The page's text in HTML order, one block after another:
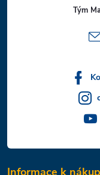
Tým
Informace k